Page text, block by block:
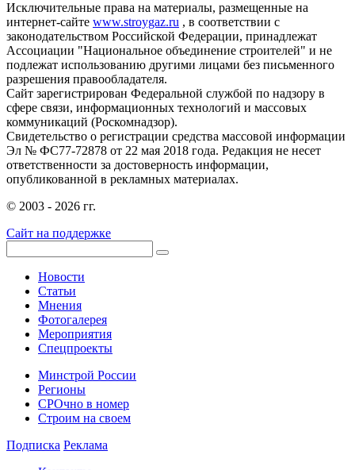
Исключительные права на материалы, размещенные на
интернет-сайте www.stroygaz.ru , в соответствии с
законодательством Российской Федерации, принадлежат
Ассоциации "Национальное объединение строителей" и не
подлежат использованию другими лицами без письменного
разрешения правообладателя.
Сайт зарегистрирован Федеральной службой по надзору в
сфере связи, информационных технологий и массовых
коммуникаций (Роскомнадзор).
Свидетельство о регистрации средства массовой информации
Эл № ФС77-72878 от 22 мая 2018 года. Редакция не несет
ответственности за достоверность информации,
опубликованной в рекламных материалах.
© 2003 - 2026 гг.
Сайт на поддержке
Новости
Статьи
Мнения
Фотогалерея
Мероприятия
Спецпроекты
Минстрой России
Регионы
СРОчно в номер
Строим на своем
Подписка Реклама